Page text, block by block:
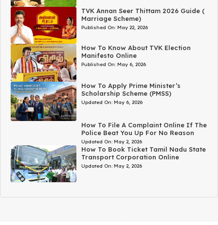
TVK Annan Seer Thittam 2026 Guide (
Marriage Scheme)
Published On: May 22, 2026
How To Know About TVK Election
Manifesto Online
Published On: May 6, 2026
How To Apply Prime Minister’s
Scholarship Scheme (PMSS)
Updated On: May 6, 2026
How To File A Complaint Online If The
Police Beat You Up For No Reason
Updated On: May 2, 2026
How To Book Ticket Tamil Nadu State
Transport Corporation Online
Updated On: May 2, 2026